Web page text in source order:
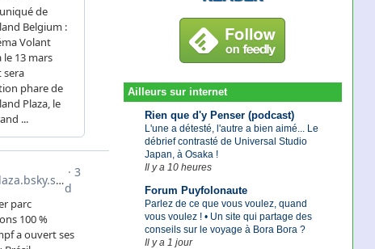
Ailleurs sur internet
Rien que d'y Penser (podcast)
L'une a détesté, l'autre a bien aimé... Le
débrief contrasté de Universal Studio
Japan, à Osaka !
Il y a 10 heures
Forum Puyfolonaute
Parlez de ce que vous voulez, quand
vous voulez ! • Un site qui partage des
conseils sur le voyage à Bora Bora ?
Il y a 1 jour